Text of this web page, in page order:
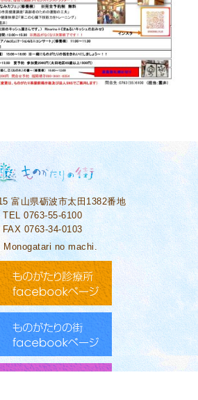
富山県砺波市太田1382番地
TEL 0763-55-6100
FAX 0763-34-0103
Monogatari no machi.